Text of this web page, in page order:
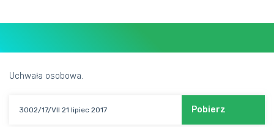
BIURO
Uchwała osobowa.
3002/17/VII 21 lipiec 2017 Pobierz